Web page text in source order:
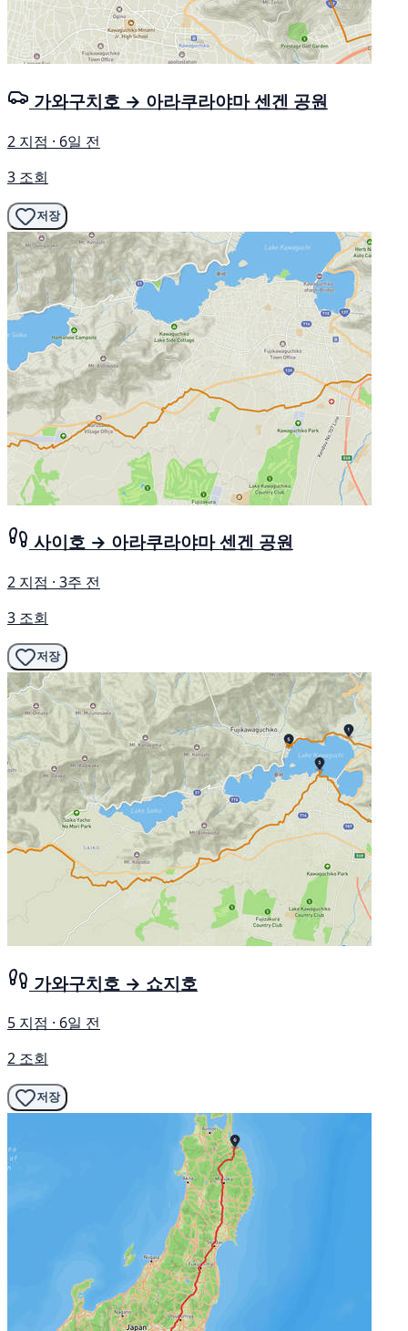
가와구치호 → 아라쿠라야마 센겐 공원
2 지점 · 6일 전
3 조회
저장
사이호 → 아라쿠라야마 센겐 공원
2 지점 · 3주 전
3 조회
저장
가와구치호 → 쇼지호
5 지점 · 6일 전
2 조회
저장